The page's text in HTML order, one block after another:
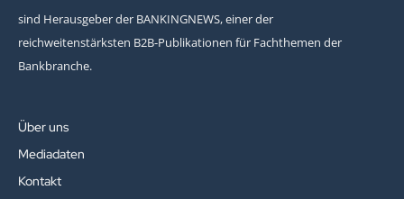
sind Herausgeber der BANKINGNEWS, einer der
reichweitenstärksten B2B-Publikationen für Fachthemen der
Bankbranche.
Über uns
Mediadaten
Kontakt